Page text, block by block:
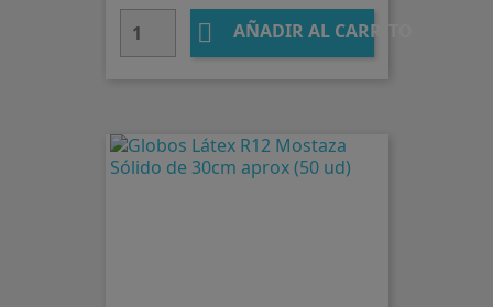
 AÑADIR AL CARRITO